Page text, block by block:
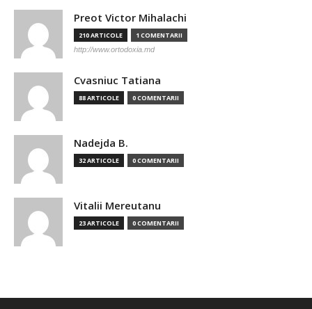
Preot Victor Mihalachi
210 ARTICOLE 1 COMENTARII
http://www.ortodoxia.md
Cvasniuc Tatiana
88 ARTICOLE 0 COMENTARII
Nadejda B.
32 ARTICOLE 0 COMENTARII
Vitalii Mereutanu
23 ARTICOLE 0 COMENTARII